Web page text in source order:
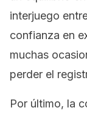
interjuego
confianza en
muchas
perder el
Por último, la